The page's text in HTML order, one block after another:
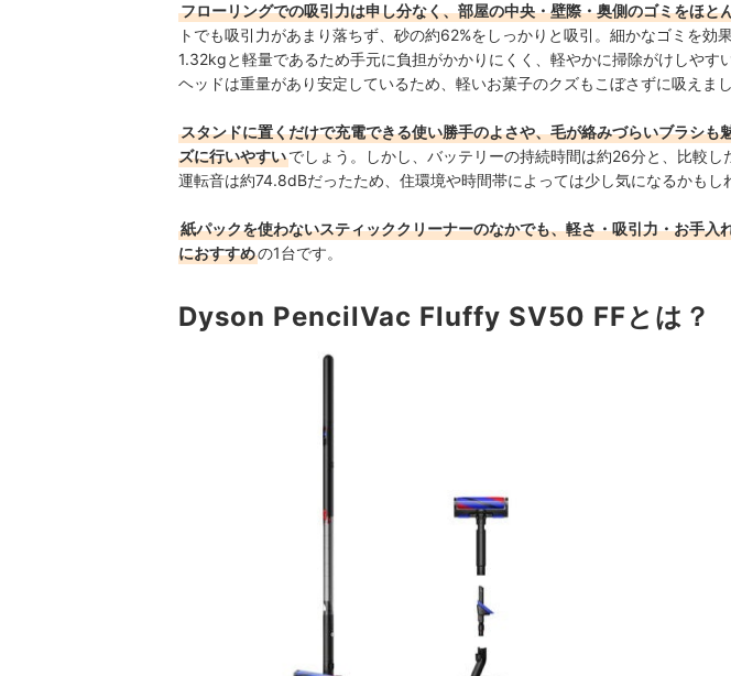
フローリングでの吸引力は申し分なく、部屋の中央・壁際・奥側のゴミをほと
トでも吸引力があまり落ちず、砂の約62%をしっかりと吸引。細かなゴミを効
1.32kgと軽量であるため手元に負担がかかりにくく、軽やかに掃除がけしやす
ヘッドは重量があり安定しているため、軽いお菓子のクズもこぼさずに吸えまし
スタンドに置くだけで充電できる使い勝手のよさや、毛が絡みづらいブラシも
ズに行いやすいでしょう。しかし、バッテリーの持続時間は約26分と、比較し
運転音は約74.8dBだったため、住環境や時間帯によっては少し気になるかもし
紙パックを使わないスティッククリーナーのなかでも、軽さ・吸引力・お手入
におすすめの1台です。
Dyson PencilVac Fluffy SV50 FFとは？